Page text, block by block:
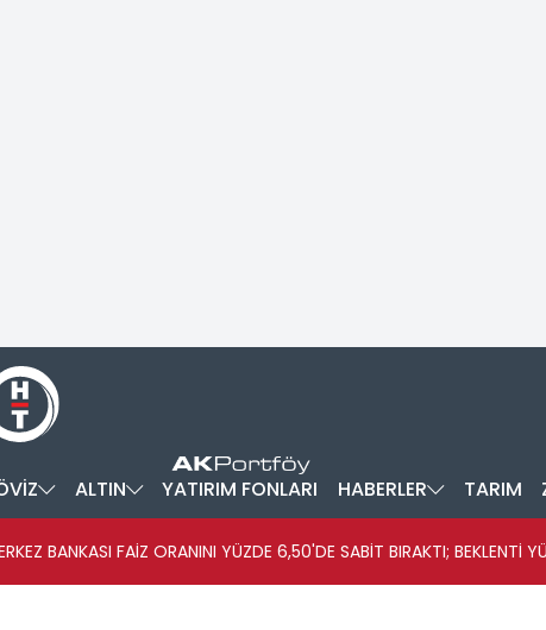
ALTIN YATIRIM FONLARI HABERLER TARIM
BANKASI FAİZ ORANINI YÜZDE 6,50'DE SABİT BIRAKTI; BEKLENTİ